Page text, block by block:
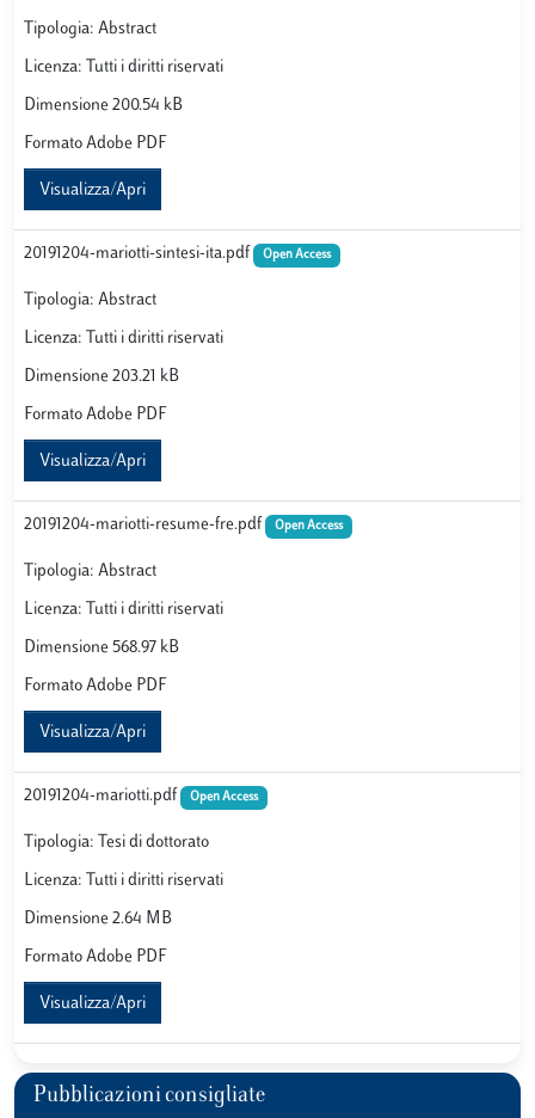
Tipologia: Abstract
Licenza: Tutti i diritti riservati
Dimensione 200.54 kB
Formato Adobe PDF
Visualizza/Apri
20191204-mariotti-sintesi-ita.pdf Open Access
Tipologia: Abstract
Licenza: Tutti i diritti riservati
Dimensione 203.21 kB
Formato Adobe PDF
Visualizza/Apri
20191204-mariotti-resume-fre.pdf Open Access
Tipologia: Abstract
Licenza: Tutti i diritti riservati
Dimensione 568.97 kB
Formato Adobe PDF
Visualizza/Apri
20191204-mariotti.pdf Open Access
Tipologia: Tesi di dottorato
Licenza: Tutti i diritti riservati
Dimensione 2.64 MB
Formato Adobe PDF
Visualizza/Apri
Pubblicazioni consigliate